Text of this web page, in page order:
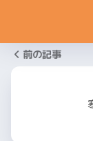
前の記事